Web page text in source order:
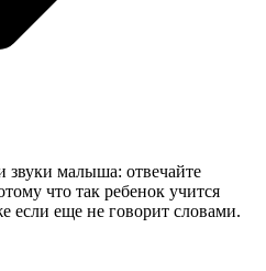
звуки малыша: отвечайте
что так ребенок учится
если еще не говорит словами.